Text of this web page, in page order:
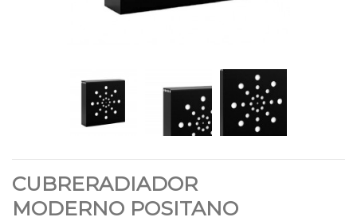
CUBRERADIADOR
MODERNO POSITANO